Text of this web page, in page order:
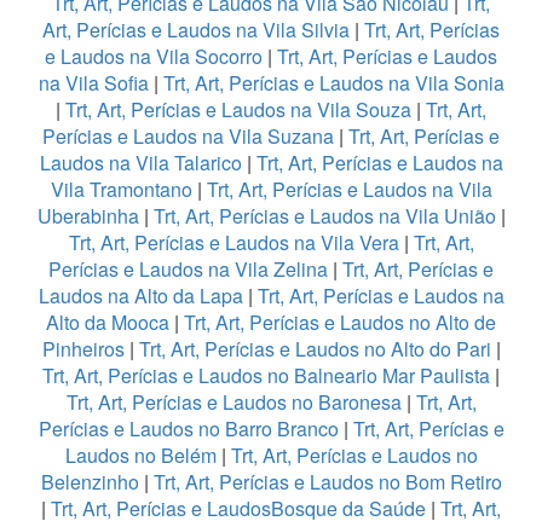
Art, Perícias e Laudos na Vila Silvia | Trt, Art, Perícias
e Laudos na Vila Socorro | Trt, Art, Perícias e Laudos
na Vila Sofia| Trt, Art, Perícias e Laudos na Vila Sonia
| Trt, Art, Perícias e Laudos na Vila Souza | Trt, Art,
Perícias e Laudos na Vila Suzana | Trt, Art, Perícias e
Laudos na Vila Talarico| Trt, Art, Perícias e Laudos na
Vila Tramontano| Trt, Art, Perícias e Laudos na Vila
Uberabinha| Trt, Art, Perícias e Laudos na Vila União|
Trt, Art, Perícias e Laudos na Vila Vera| Trt, Art,
Perícias e Laudos na Vila Zelina | Trt, Art, Perícias e
Laudos na Alto da Lapa| Trt, Art, Perícias e Laudos na
Alto da Mooca | Trt, Art, Perícias e Laudos no Alto de
Pinheiros| Trt, Art, Perícias e Laudos no Alto do Pari |
Trt, Art, Perícias e Laudos no Balneario Mar Paulista |
Trt, Art, Perícias e Laudos no Baronesa| Trt, Art,
Perícias e Laudos no Barro Branco| Trt, Art, Perícias e
Laudos no Belém| Trt, Art, Perícias e Laudos no
Belenzinho| Trt, Art, Perícias e Laudos no Bom Retiro
| Trt, Art, Perícias e LaudosBosque da Saúde | Trt, Art,